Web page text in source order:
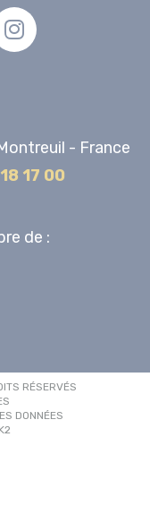
- France
17 00
de :
RÉSERVÉS
DONNÉES